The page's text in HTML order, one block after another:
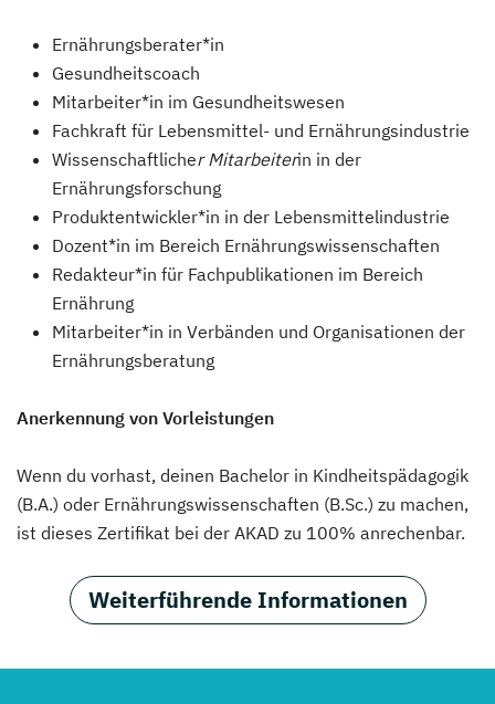
Ernährungsberater*in
Gesundheitscoach
Mitarbeiter*in im Gesundheitswesen
Fachkraft für Lebensmittel- und Ernährungsindustrie
Wissenschaftlicher Mitarbeiterin in der
Ernährungsforschung
Produktentwickler*in in der Lebensmittelindustrie
Dozent*in im Bereich Ernährungswissenschaften
Redakteur*in für Fachpublikationen im Bereich
Ernährung
Mitarbeiter*in in Verbänden und Organisationen der
Ernährungsberatung
Anerkennung von Vorleistungen
Wenn du vorhast, deinen Bachelor in Kindheitspädagogik
(B.A.) oder Ernährungswissenschaften (B.Sc.) zu machen,
ist dieses Zertifikat bei der AKAD zu 100% anrechenbar.
Weiterführende Informationen